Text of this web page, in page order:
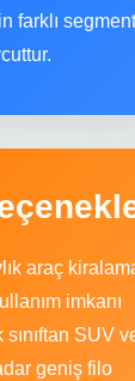
farklı
araç
imkanı
SUV
geniş filo